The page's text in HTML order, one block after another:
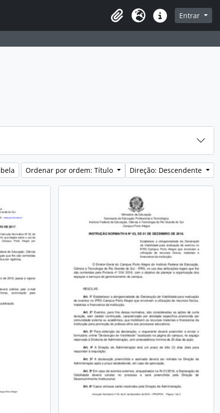
na página de navegação
Idioma Ligações rápidas
Entrar
Ordenar por ordem: Título Direção: Descendente